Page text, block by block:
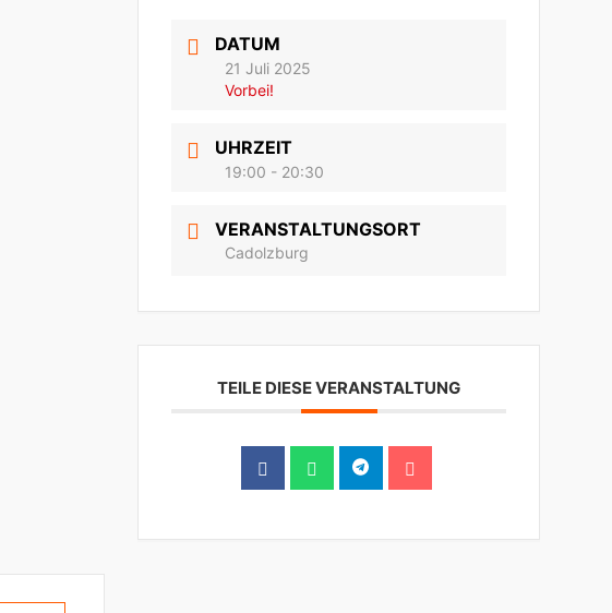
DATUM
21 Juli 2025
Vorbei!
UHRZEIT
19:00 - 20:30
VERANSTALTUNGSORT
Cadolzburg
TEILE DIESE VERANSTALTUNG